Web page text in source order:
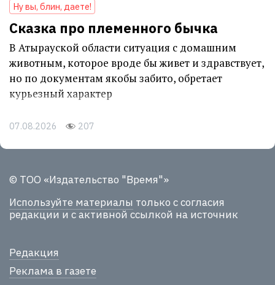
Ну вы, блин, даете!
Сказка про племенного бычка
В Атырауской области ситуация с домашним
животным, которое вроде бы живет и здравствует,
но по документам якобы забито, обретает
курьезный характер
07.08.2026 207
© ТОО «Издательство "Время"»
Используйте материалы только с согласия
редакции и с активной ссылкой на источник
Редакция
Реклама в газете